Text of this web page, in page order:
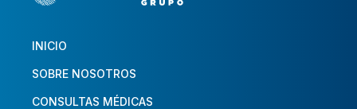
INICIO
SOBRE NOSOTROS
CONSULTAS MÉDICAS